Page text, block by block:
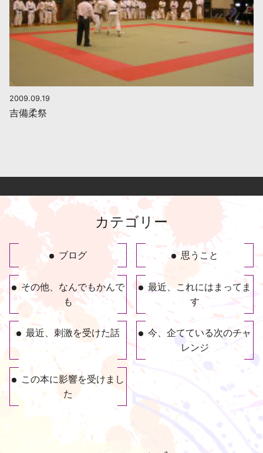
2009.09.19
吉備柔祭
カテゴリー
ブログ 思うこと
その他、なんでもかんで
も
最近、これにはまってま
す
最近、刺激を受けた話
今、企てている次のチャ
レンジ
この本に影響を受けまし
た